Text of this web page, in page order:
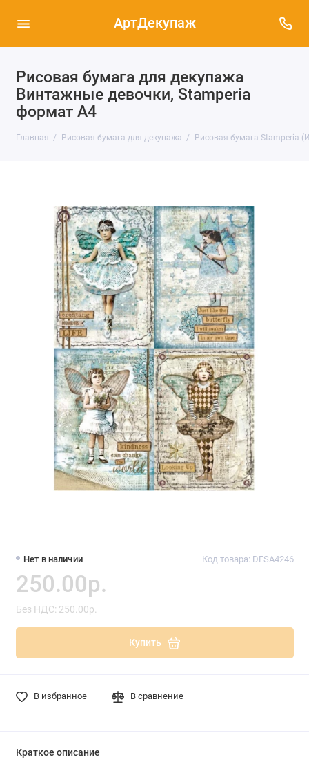
АртДекупаж
Рисовая бумага для декупажа
Винтажные девочки, Stamperia
формат А4
Главная Рисовая бумага для декупажа Рисовая бумага Stamperia
Нет в наличии Код товара: DFSA4246
250.00р.
Без НДС: 250.00р.
Купить
В избранное В сравнение
Краткое описание